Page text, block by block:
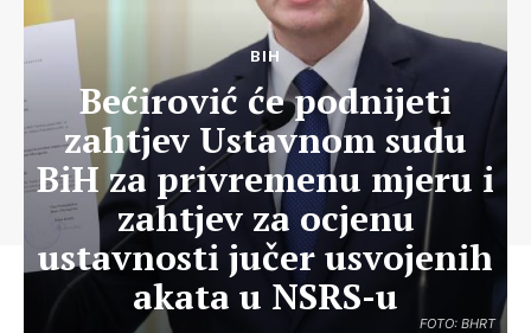
FOTO: BHRT
BIH
Bećirović će podnijeti
zahtjev Ustavnom sudu
BiH za privremenu mjeru i
zahtjev za ocjenu
ustavnosti jučer usvojenih
akata u NSRS-u